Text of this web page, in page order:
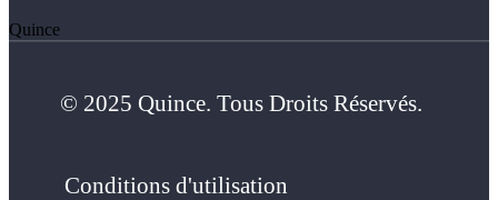
Quince
© 2025 Quince. Tous Droits Réservés.
Conditions d'utilisation